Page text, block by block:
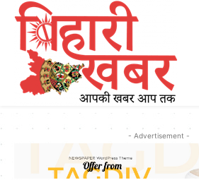
- Advertisement -